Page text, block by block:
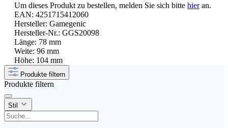
Um dieses Produkt zu bestellen, melden Sie sich bitte hieran.
EAN: 4251715412060
Hersteller: Gamegenic
Hersteller-Nr.: GGS20098
Länge: 78 mm
Weite: 96 mm
Höhe: 104 mm
Produkte filtern
Produkte filtern
Stil